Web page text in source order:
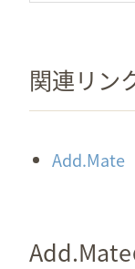
関連リン
Add.Mate